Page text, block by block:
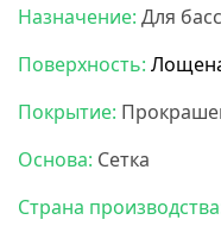
Назначение: Для
Поверхность:
Покрытие:
Основа: Сетка
Страна